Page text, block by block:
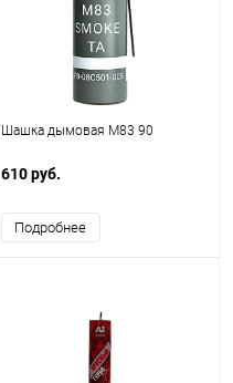
Шашка дымовая М83 90
610 руб.
Подробнее